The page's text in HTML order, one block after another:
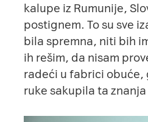
kalupe iz Rumunije,
postignem. To su sve
bila spremna, niti bih
ih rešim, da nisam
radeći u fabrici obuće,
ruke sakupila ta